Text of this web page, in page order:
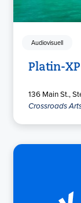
Audiovisuell
Platin-XP
136 Main St.,
Crossroads